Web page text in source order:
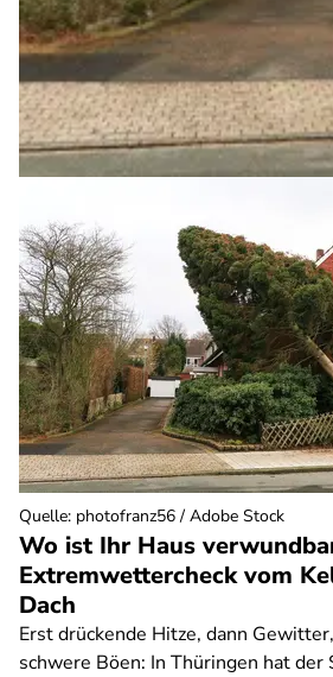
Wo ist Ihr Haus
Extremwettercheck vom
Dach
Erst drückende Hitze, dann
schwere Böen: In Thüringen hat der
Quelle: photofranz56 / Adobe Stock